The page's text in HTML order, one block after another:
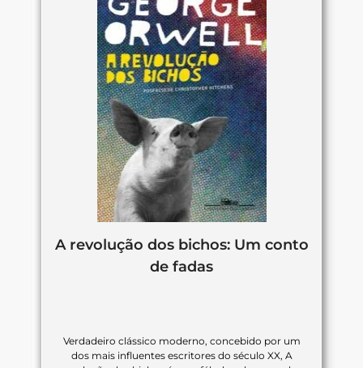
A revolução dos bichos: Um conto
de fadas
Verdadeiro clássico moderno, concebido por um
dos mais influentes escritores do século XX, A